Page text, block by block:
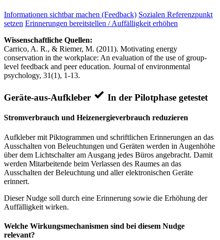
Informationen sichtbar machen (Feedback) Sozialen Referenzpunkt
setzen Erinnerungen bereitstellen / Auffälligkeit erhöhen
Wissenschaftliche Quellen:
Carrico, A. R., & Riemer, M. (2011). Motivating energy
conservation in the workplace: An evaluation of the use of group-
level feedback and peer education. Journal of environmental
psychology, 31(1), 1-13.
Geräte-aus-Aufkleber In der Pilotphase getestet
Stromverbrauch und Heizenergieverbrauch reduzieren
Aufkleber mit Piktogrammen und schriftlichen Erinnerungen an das
Ausschalten von Beleuchtungen und Geräten werden in Augenhöhe
über dem Lichtschalter am Ausgang jedes Büros angebracht. Damit
werden Mitarbeitende beim Verlassen des Raumes an das
Ausschalten der Beleuchtung und aller elektronischen Geräte
erinnert.
Dieser Nudge soll durch eine Erinnerung sowie die Erhöhung der
Auffälligkeit wirken.
Welche Wirkungsmechanismen sind bei diesem Nudge
relevant?